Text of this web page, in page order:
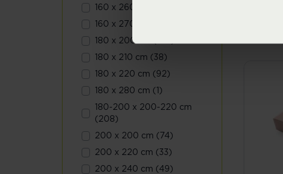
160 x 260 cm (26)
160 x 270 cm (27)
180 x 200 cm (106)
180 x 210 cm (38)
180 x 220 cm (92)
180 x 280 cm (1)
180-200 x 200-220 cm
(208)
200 x 200 cm (74)
200 x 220 cm (33)
200 x 240 cm (49)